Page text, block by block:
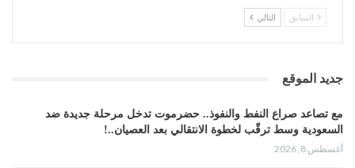
السابق التالي
جديد الموقع
مع تصاعد صراع النفط والنفوذ.. حضرموت تدخل مرحلة جديدة ضد
السعودية وسط ترقّب لخطوة الانتقالي بعد العصيان..!
أغسطس 8, 2026